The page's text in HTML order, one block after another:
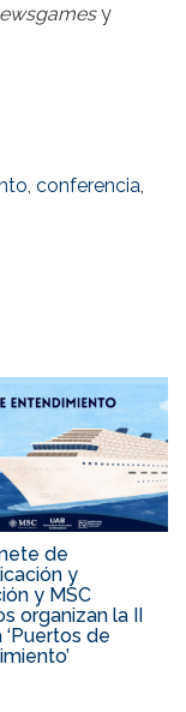
y
conferencia
de
y
y MSC
organizan la II
‘Puertos de